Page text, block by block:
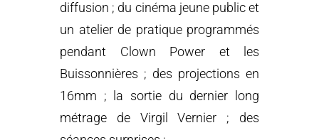
diffusion ; du cinéma jeune public et
un atelier de pratique programmés
pendant Clown Power et les
Buissonnières ; des projections en
16mm ; la sortie du dernier long
métrage de Virgil Vernier ; des